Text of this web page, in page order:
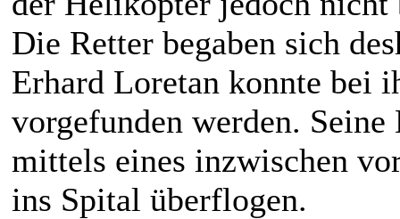
Die Retter begaben sich
Erhard Loretan konnte bei
vorgefunden werden.
mittels eines inzwischen
ins Spital überflogen.